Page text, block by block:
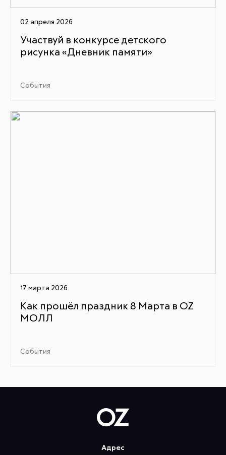
02 апреля 2026
Участвуй в конкурсе детского
рисунка «Дневник памяти»
События
17 марта 2026
Как прошёл праздник 8 Марта в OZ
МОЛЛ
События
Адрес